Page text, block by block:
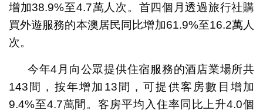
增加38.9%至4.7萬人次。首四個月透過旅行社購
買外遊服務的本澳居民同比增加61.9%至16.2萬人
次。
今年4月向公眾提供住宿服務的酒店業場所共
143間，按年增加13間，可提供客房數目增加
9.4%至4.7萬間。客房平均入住率同比上升4.0個